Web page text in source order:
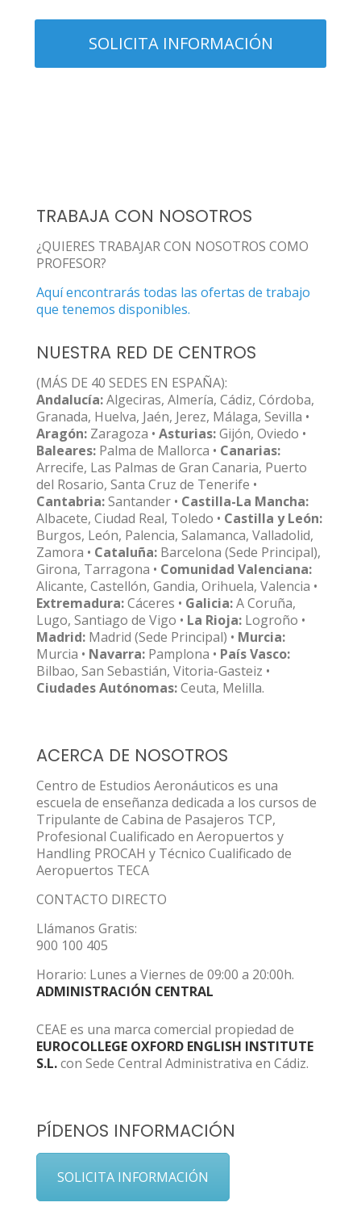
TRABAJA CON NOSOTROS
¿QUIERES TRABAJAR CON NOSOTROS COMO
PROFESOR?
Aquí encontrarás todas las ofertas de trabajo
que tenemos disponibles.
NUESTRA RED DE CENTROS
(MÁS DE 40 SEDES EN ESPAÑA):
Andalucía:Algeciras, Almería, Cádiz, Córdoba,
Granada, Huelva, Jaén, Jerez, Málaga, Sevilla •
Aragón: Zaragoza • Asturias:Gijón, Oviedo •
Baleares: Palma de Mallorca • Canarias:
Arrecife, Las Palmas de Gran Canaria, Puerto
del Rosario, Santa Cruz de Tenerife •
Cantabria:Santander • Castilla-La Mancha:
Albacete, Ciudad Real, Toledo • Castilla y León:
Burgos, León, Palencia, Salamanca, Valladolid,
Zamora • Cataluña: Barcelona (Sede Principal),
Girona, Tarragona • Comunidad Valenciana:
Alicante, Castellón, Gandia, Orihuela, Valencia •
Extremadura:Cáceres • Galicia:A Coruña,
Lugo, Santiago de Vigo • La Rioja: Logroño •
Madrid: Madrid (Sede Principal) • Murcia:
Murcia • Navarra: Pamplona • País Vasco:
Bilbao, San Sebastián, Vitoria-Gasteiz •
Ciudades Autónomas:Ceuta, Melilla.
ACERCA DE NOSOTROS
Centro de Estudios Aeronáuticos es una
escuela de enseñanza dedicada a los cursos de
Tripulante de Cabina de Pasajeros TCP,
Profesional Cualificado en Aeropuertos y
Handling PROCAH y Técnico Cualificado de
Aeropuertos TECA
CONTACTO DIRECTO
Llámanos Gratis:
900 100 405
Horario: Lunes a Viernes de 09:00 a 20:00h.
ADMINISTRACIÓN CENTRAL
CEAE es una marca comercial propiedad de
EUROCOLLEGE OXFORD ENGLISH INSTITUTE
S.L.con Sede Central Administrativa en Cádiz.
PÍDENOS INFORMACIÓN
SOLICITA INFORMACIÓN